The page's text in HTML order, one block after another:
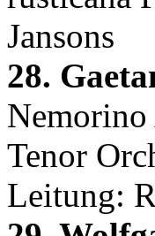
Jansons
28.
Nemorino
Tenor
Leitung: